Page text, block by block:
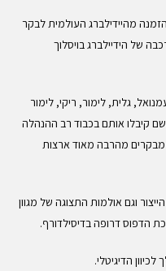
מהיידילברג העולמית לבקר
של הידיילברג בויסלוך
גלית, לימור, ריקי, לימור
קיבלו אותם בכבוד רב ההנהלה
מבקרים מהרבה מאוד ארצות
וגם אולמות התצוגה של מגוון
הדפוס דרופה בדיסילדורף.
הדיגיטלי.